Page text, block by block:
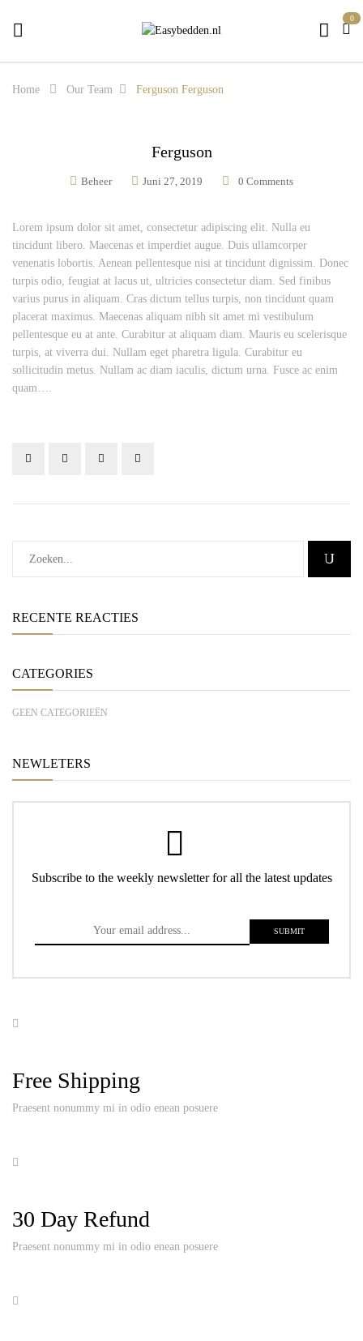
0
Home Our Team Ferguson Ferguson
RECENTE REACTIES
CATEGORIES
GEEN CATEGORIEËN
NEWLETERS
Subscribe to the weekly newsletter for all the latest updates
Free Shipping
Praesent nonummy mi in odio enean posuere
30 Day Refund
Praesent nonummy mi in odio enean posuere
Ferguson
Beheer Juni 27, 2019 0 Comments
Lorem ipsum dolor sit amet, consectetur adipiscing elit. Nulla eu
tincidunt libero. Maecenas et imperdiet augue. Duis ullamcorper
venenatis lobortis. Aenean pellentesque nisi at tincidunt dignissim. Donec
turpis odio, feugiat at lacus ut, ultricies consectetur diam. Sed finibus
varius purus in aliquam. Cras dictum tellus turpis, non tincidunt quam
placerat maximus. Maecenas aliquam nibh sit amet mi vestibulum
pellentesque eu at ante. Curabitur at aliquam diam. Mauris eu scelerisque
turpis, at viverra dui. Nullam eget pharetra ligula. Curabitur eu
sollicitudin metus. Nullam ac diam iaculis, dictum urna. Fusce ac enim
quam….